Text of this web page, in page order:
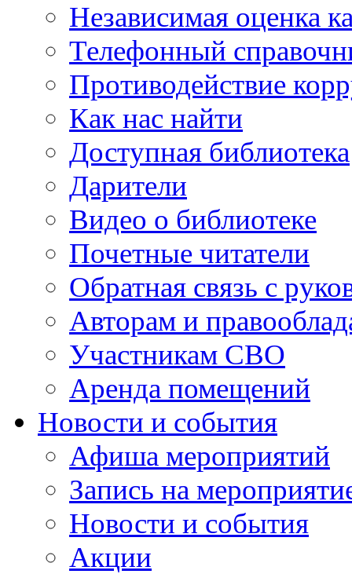
Независимая оценка
Телефонный
Противодействие
Как нас найти
Доступная библиотека
Дарители
Видео о библиотеке
Почетные читатели
Обратная связь с
Авторам и
Участникам СВО
Аренда помещений
Новости и события
Афиша мероприятий
Запись на
Новости и события
Акции